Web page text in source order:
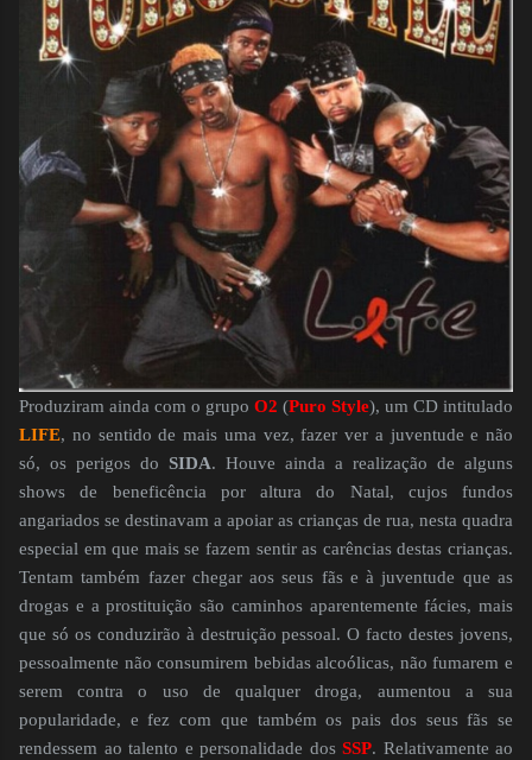
Produziram ainda com o grupo O2 (Puro Style), um CD intitulado
LIFE, no sentido de mais uma vez, fazer ver a juventude e não
só, os perigos do SIDA. Houve ainda a realização de alguns
shows de beneficência por altura do Natal, cujos fundos
angariados se destinavam a apoiar as crianças de rua, nesta quadra
especial em que mais se fazem sentir as carências destas crianças.
Tentam também fazer chegar aos seus fãs e à juventude que as
drogas e a prostituição são caminhos aparentemente fácies, mais
que só os conduzirão à destruição pessoal. O facto destes jovens,
pessoalmente não consumirem bebidas alcoólicas, não fumarem e
serem contra o uso de qualquer droga, aumentou a sua
popularidade, e fez com que também os pais dos seus fãs se
rendessem ao talento e personalidade dos SSP. Relativamente ao